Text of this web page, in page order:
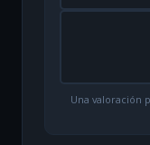
Una valoración